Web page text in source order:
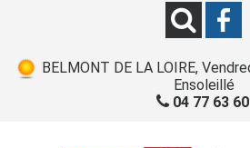
BELMONT DE LA LOIRE,
Ensoleillé
04 77 63